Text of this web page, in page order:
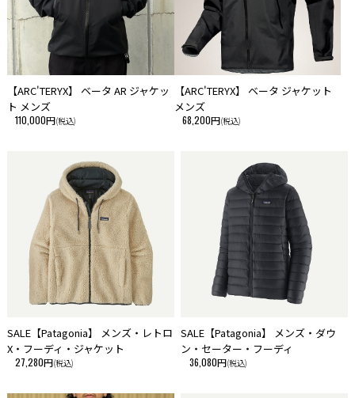
原産国
ベトナム製
重さ
1,182 g (41.7 oz)
SIZE
後着丈 74 77 79 82
裄丈 91 93 96 98
仕上がり寸法（平置き/cm）
※実製品の寸法と若干異なる場合があります
【素材】
シェル：平織りの4.6オンス・75デニール・リサイクル・ポリエステル
100％の２層構造ゴアテックス・ファブリックス。その一部はバイオニッ
ク社がコスタリカの沿岸部と周辺海域で回収した海洋プラスチックを再利
用。裏地：２オンス・ポリエステル100％（リサイクル・ポリエステル
合物不使用の耐久性撥水コーティング）済み。インサレーション：700フ
ィルパワー・リサイクル・ダウン100％（ダウン製品から再生されたダッ
クダウンとグースダウン）。裏地とインサレーションはブルーサインの認
【ARC'TERYX】 ベータ AR ジャケッ
ト メンズ
110,000円(税込)
【ARC'TERYX】 ベータ ジャケット
メンズ
68,200円(税込)
SALE【Patagonia】 メンズ・レトロ
X・フーディ・ジャケット
27,280円(税込)
SALE【Patagonia】 メンズ・ダウ
ン・セーター・フーディ
36,080円(税込)